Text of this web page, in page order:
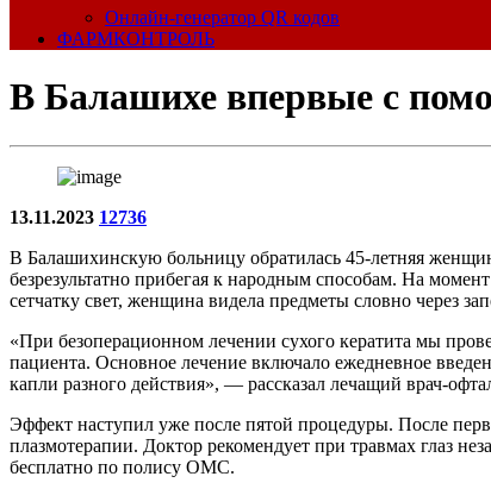
Онлайн-генератор QR кодов
ФАРМКОНТРОЛЬ
В Балашихе впервые с
13.11.2023 12736
В Балашихинскую больницу обратилась 45-летняя
безрезультатно прибегая к народным способам. На
сетчатку свет, женщина видела предметы словно через
«При безоперационном лечении сухого кератита мы
пациента. Основное лечение включало ежедневное
капли разного действия», — рассказал лечащий врач-
Эффект наступил уже после пятой процедуры. После
плазмотерапии. Доктор рекомендует при травмах глаз
бесплатно по полису ОМС.